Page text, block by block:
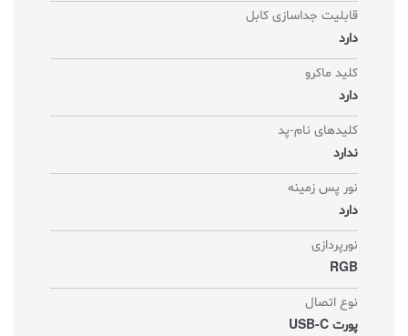
قابلیت جداسازی کابل
دارد
کلید ماکرو
دارد
کلیدهای نام-پد
ندارد
نور پس زمینه
دارد
نورپردازی
RGB
نوع اتصال
پورت USB-C